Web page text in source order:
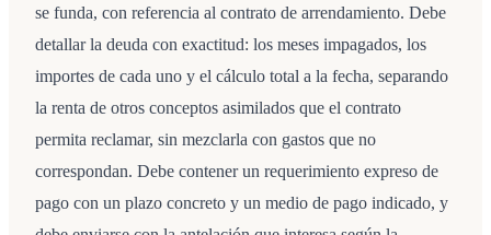
se funda, con referencia al contrato de arrendamiento. Debe
detallar la deuda con exactitud: los meses impagados, los
importes de cada uno y el cálculo total a la fecha, separando
la renta de otros conceptos asimilados que el contrato
permita reclamar, sin mezclarla con gastos que no
correspondan. Debe contener un requerimiento expreso de
pago con un plazo concreto y un medio de pago indicado, y